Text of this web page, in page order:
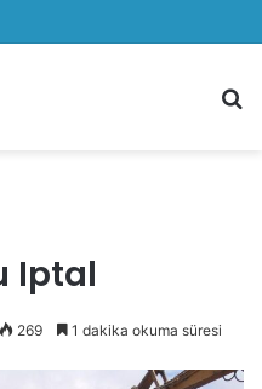
Iptal
269 1 dakika okuma süresi